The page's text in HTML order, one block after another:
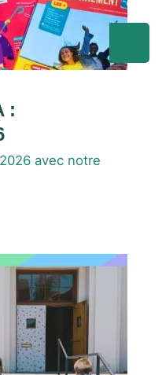
:
avec notre